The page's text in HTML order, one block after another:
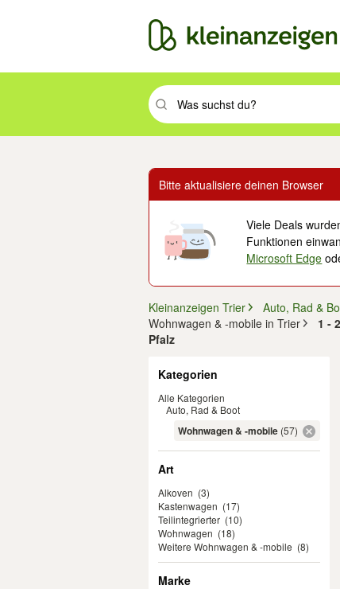
Suchbegriff eingeben. Eingabetaste
Bitte aktualisiere deinen Browser
Viele Deals
Funktionen
Microsoft Edge
Kleinanzeigen Trier
Auto, Rad &
Wohnwagen & -mobile in Trier
1 -
Pfalz
Kategorien
Alle Kategorien
Auto, Rad & Boot
Wohnwagen & -mobile (57)
Art
Alkoven (3)
Kastenwagen (17)
Teilintegrierter (10)
Wohnwagen (18)
Weitere Wohnwagen & -mobile (8)
Marke